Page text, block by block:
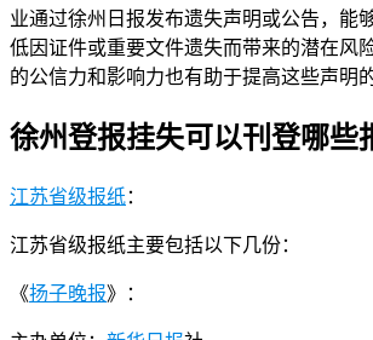
业通过徐州日报发布遗失声明或公告，能
低因证件或重要文件遗失而带来的潜在风
的公信力和影响力也有助于提高这些声明
徐州登报挂失可以刊登哪些
江苏省级报纸：
江苏省级报纸主要包括以下几份：
《扬子晚报》：